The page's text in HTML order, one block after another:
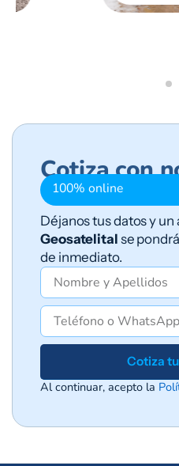
Cotiza con
100% online
Déjanos tus datos y un
Geosatelital se
de inmediato.
Cotiza
Al continuar, acepto la